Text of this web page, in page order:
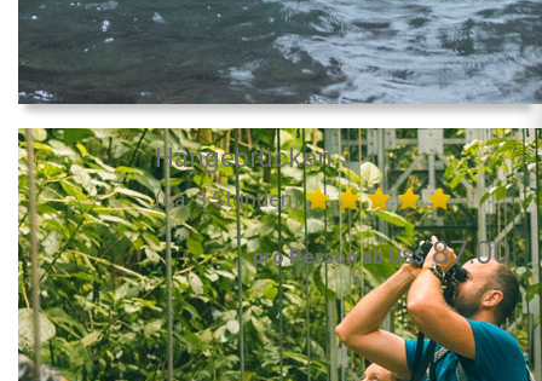
Hängebrücken
(ca. 3 Stunden)
pro Person ab US$87.00